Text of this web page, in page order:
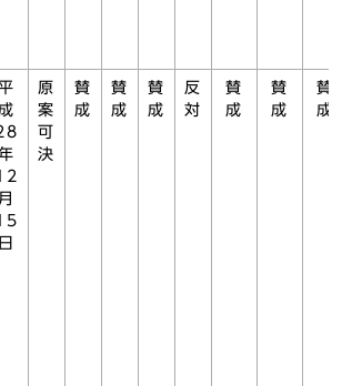
成
月
日
原
案
可
決
賛
成
賛
成
賛
成
反
対
賛
成
賛
成
賛
成